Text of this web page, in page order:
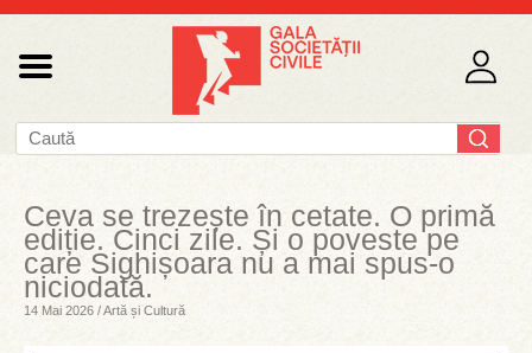
Ceva se trezește în cetate. O primă
ediție. Cinci zile. Și o poveste pe
care Sighișoara nu a mai spus-o
niciodată.
14 Mai 2026 / Artă și Cultură